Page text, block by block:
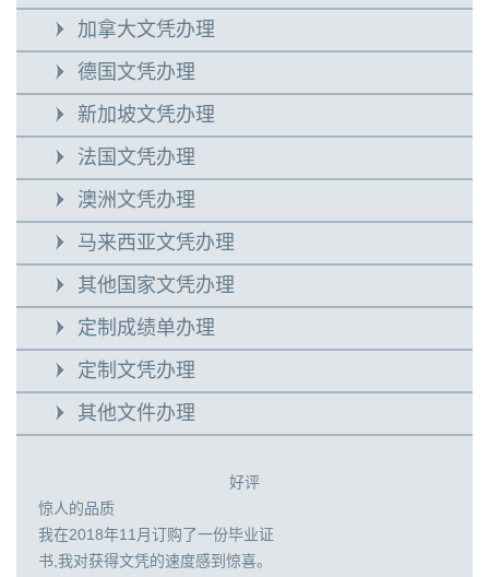
加拿大文凭办理
德国文凭办理
新加坡文凭办理
法国文凭办理
澳洲文凭办理
马来西亚文凭办理
其他国家文凭办理
定制成绩单办理
定制文凭办理
其他文件办理
好评
惊人的品质
我在2018年11月订购了一份毕业证
书,我对获得文凭的速度感到惊喜。